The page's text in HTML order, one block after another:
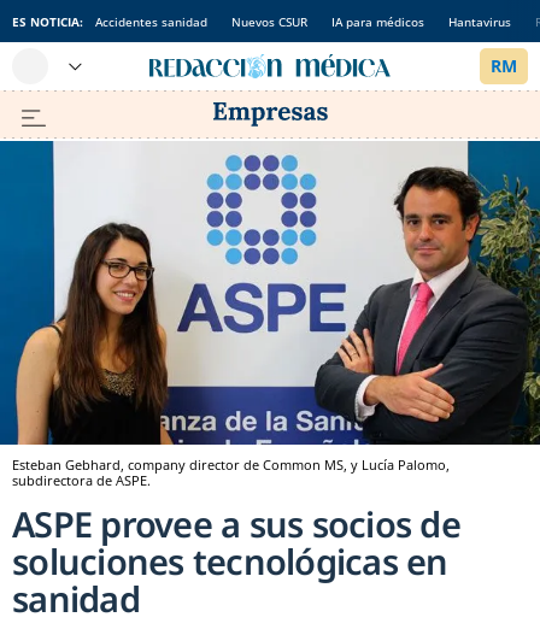
ES NOTICIA: Accidentes sanidad Nuevos CSUR IA para médicos Hantavirus
Esteban Gebhard, company director de Common MS, y Lucía Palomo,
subdirectora de ASPE.
ASPE provee a sus socios de
soluciones tecnológicas en
sanidad